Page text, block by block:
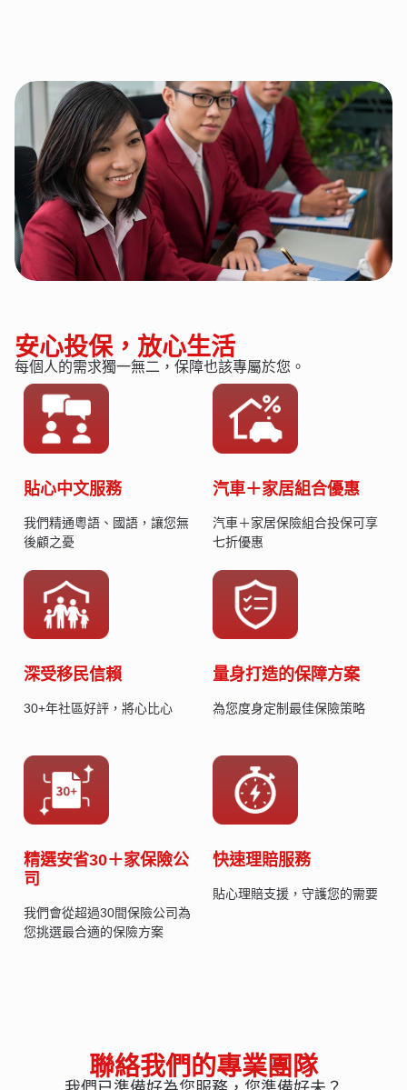
安心投保，放心生活
每個人的需求獨一無二，保障也該專屬於您。
貼心中文服務
我們精通粵語、國語，讓您無
後顧之憂
汽車＋家居組合優惠
汽車＋家居保險組合投保可享
七折優惠
深受移民信賴
30+年社區好評，將心比心
量身打造的保障方案
為您度身定制最佳保險策略
精選安省30＋家保險公
司
我們會從超過30間保險公司為
您挑選最合適的保險方案
快速理賠服務
貼心理賠支援，守護您的需要
聯絡我們的專業團隊